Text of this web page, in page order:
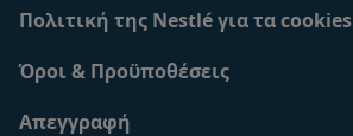
Πολιτική της Nestlé για τα cookies
Όροι & Προϋποθέσεις
Απεγγραφή